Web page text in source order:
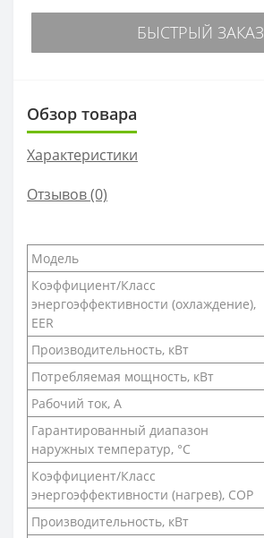
БЫСТРЫЙ ЗАКАЗ
Обзор товара
Характеристики
Отзывов (0)
Модель
Коэффициент/Класс
энергоэффективности (охлаждение),
EER
Производительность, кВт
Потребляемая мощность, кВт
Рабочий ток, А
Гарантированный диапазон
наружных температур, °С
Коэффициент/Класс
энергоэффективности (нагрев), COP
Производительность, кВт